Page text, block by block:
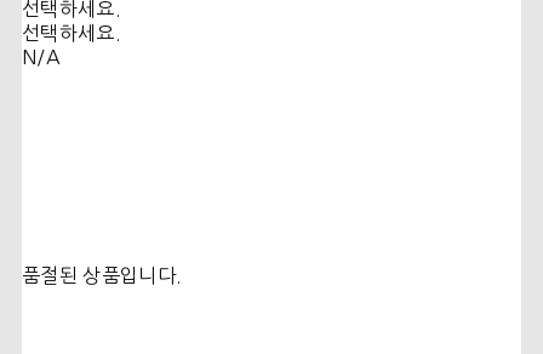
선택하세요.
선택하세요.
N/A
품절된 상품입니다.